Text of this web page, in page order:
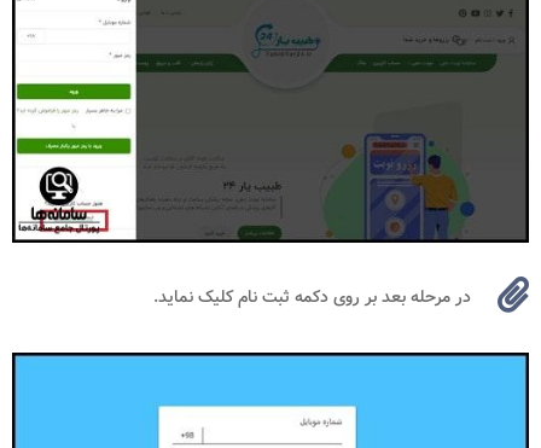
در مرحله بعد بر روی دکمه ثبت نام کلیک نماید.